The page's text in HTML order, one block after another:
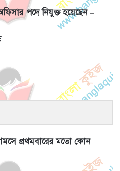
পদে নিযুক্ত হয়েছেন –
প্রথমবারের মতো কোন